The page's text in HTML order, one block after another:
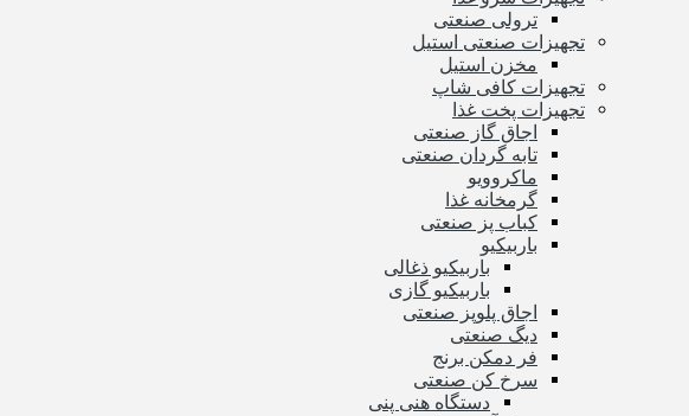
ترولی صنعتی
تجهیزات صنعتی استیل
مخزن استیل
تجهیزات کافی شاپ
تجهیزات پخت غذا
اجاق گاز صنعتی
تابه گردان صنعتی
ماکروویو
گرمخانه غذا
کباب پز صنعتی
باربیکیو
باربیکیو ذغالی
باربیکیو گازی
اجاق پلوپز صنعتی
دیگ صنعتی
فر دمکن برنج
سرخ کن صنعتی
دستگاه هنی پنی